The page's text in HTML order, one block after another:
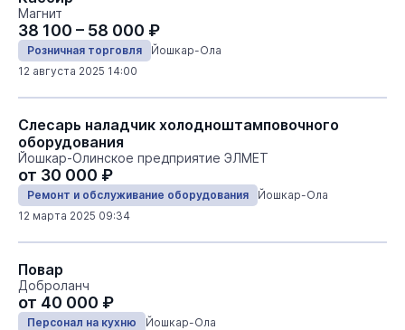
Магнит
38 100 – 58 000 ₽
Розничная торговля
Йошкар-Ола
12 августа 2025 14:00
Слесарь наладчик холодноштамповочного
оборудования
Йошкар-Олинское предприятие ЭЛМЕТ
от 30 000 ₽
Ремонт и обслуживание оборудования
Йошкар-Ола
12 марта 2025 09:34
Повар
Доброланч
от 40 000 ₽
Персонал на кухню
Йошкар-Ола